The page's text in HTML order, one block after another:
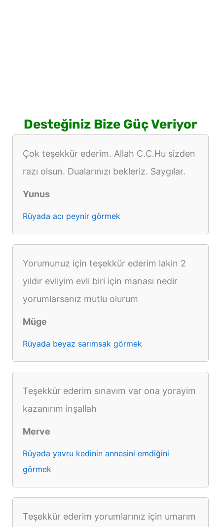
Desteğiniz Bize Güç Veriyor
Çok teşekkür ederim. Allah C.C.Hu sizden
razı olsun. Dualarınızı bekleriz. Saygılar.
Yunus
Rüyada acı peynir görmek
Yorumunuz için teşekkür ederim lakin 2
yıldır evliyim evli biri için manası nedir
yorumlarsanız mutlu olurum
Müge
Rüyada beyaz sarımsak görmek
Teşekkür ederim sınavım var ona yorayim
kazanırım inşallah
Merve
Rüyada yavru kedinin annesini emdiğini
görmek
Teşekkür ederim yorumlarınız için umarım